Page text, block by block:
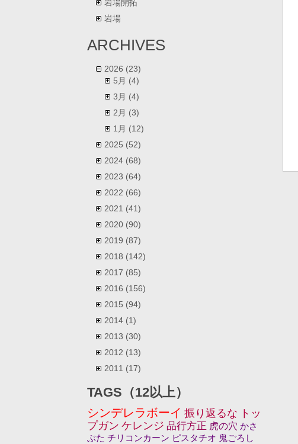
岩場開拓
岩場
ARCHIVES
2026 (23)
5月 (4)
3月 (4)
2月 (3)
1月 (12)
2025 (52)
2024 (68)
2023 (64)
2022 (66)
2021 (41)
2020 (90)
2019 (87)
2018 (142)
2017 (85)
2016 (156)
2015 (94)
2014 (1)
2013 (30)
2012 (13)
2011 (17)
TAGS（12以上）
シンデレラボーイ 振り返るな トッ
プガン ケレンジ 品行方正 虎の穴 かさ
ぶた チリコンカーン ピスタチオ 鬼ごろし